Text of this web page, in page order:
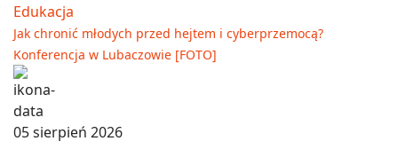
Edukacja
Jak chronić młodych przed hejtem i cyberprzemocą?
Konferencja w Lubaczowie [FOTO]
05 sierpień 2026